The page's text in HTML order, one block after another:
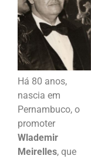
Há 80 anos,
nascia em
Pernambuco, o
promoter
Wlademir
Meirelles, que